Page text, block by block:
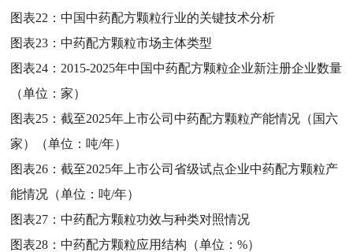
图表22：中国中药配方颗粒行业的关键技术分析
图表23：中药配方颗粒市场主体类型
图表24： 2015-2025年中国中药配方颗粒企业新注册企业数量
（单位：家）
图表25：截至2025年上市公司中药配方颗粒产能情况（国六
家）（单位：吨/年）
图表26：截至2025年上市公司省级试点企业中药配方颗粒产
能情况（单位：吨/年）
图表27：中药配方颗粒功效与种类对照情况
图表28：中药配方颗粒应用结构（单位：%）